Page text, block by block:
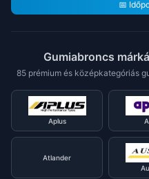
📅
Gumiabroncs
85 prémium és középkategóriás
Aplus
Atlander